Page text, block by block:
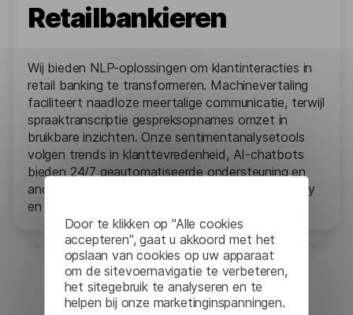
Door te klikken op "Alle cookies
accepteren", gaat u akkoord met het
opslaan van cookies op uw apparaat
om de sitevoernavigatie te verbeteren,
het sitegebruik te analyseren en te
helpen bij onze marketinginspanningen.
Retailbankieren
Wij bieden NLP-oplossingen om klantinteracties in
retail banking te transformeren. Machinevertaling
faciliteert naadloze meertalige communicatie, terwijl
spraaktranscriptie gespreksopnames omzet in
bruikbare inzichten. Onze sentimentanalysetools
volgen trends in klanttevredenheid, AI-chatbots
bieden 24/7 geautomatiseerde ondersteuning en
anonimisering van gegevens zorgt voor de privacy
en naleving van gevoelige klantgegevens.
Tijdelijke toegang